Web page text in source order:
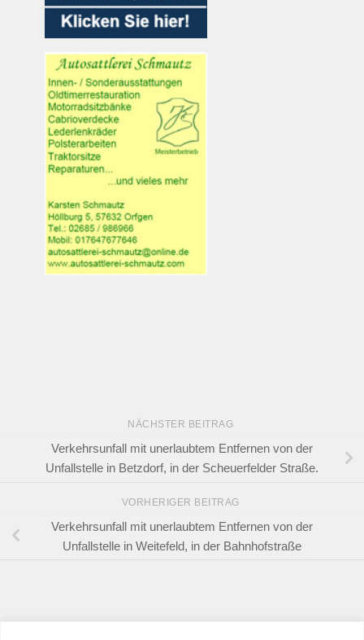
NÄCHSTER BEITRAG
Verkehrsunfall mit unerlaubtem Entfernen von der
Unfallstelle in Betzdorf, in der Scheuerfelder Straße.
VORHERIGER BEITRAG
Verkehrsunfall mit unerlaubtem Entfernen von der
Unfallstelle in Weitefeld, in der Bahnhofstraße